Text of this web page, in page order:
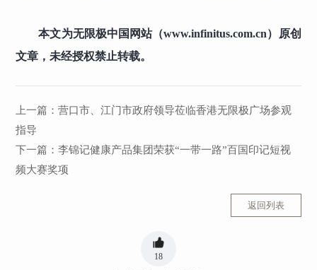
本文为无限极中国网站（www.infinitus.com.cn）原创
文章，未经授权禁止转载。
上一篇：营口市、江门市政府领导莅临香港无限极广场参观
指导
下一篇：李锦记健康产品集团荣获“一带一路”百国印记短视
频大赛奖项
返回列表
18